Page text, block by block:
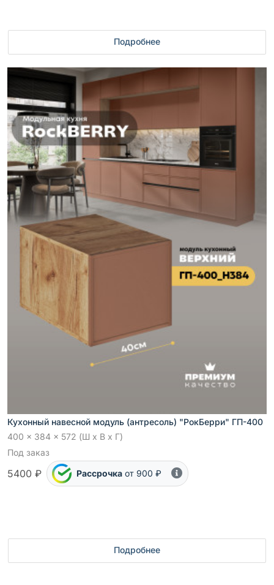
Подробнее
Кухонный навесной модуль (антресоль) "РокБерри" ГП-400
400 x 384 x 572 (Ш x В x Г)
Под заказ
5400 ₽ Рассрочка от 900 ₽
Подробнее